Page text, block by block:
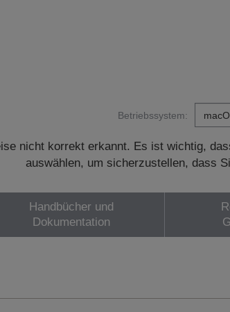
Betriebssystem:
nicht korrekt erkannt. Es ist wichtig,
auswählen, um sicherzustellen, dass
Handbücher und
Dokumentation